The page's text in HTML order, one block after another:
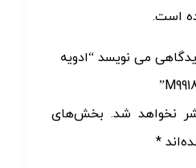
است.
می نویسد “ادویه
نخواهد شد. بخش‌های
*